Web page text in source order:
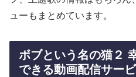
ューもまとめています。
ボブという名の猫２
できる動画配信サー